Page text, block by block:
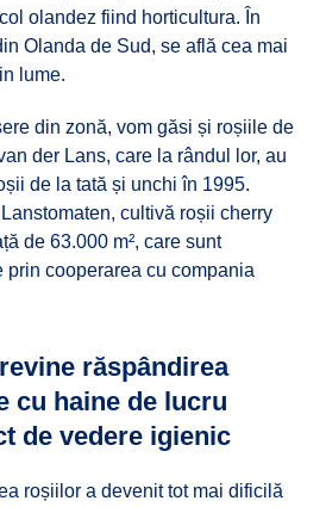
olandez fiind horticultura. În
Olanda de Sud, se află cea mai
lume.
din zonă, vom găsi și roșiile de
der Lans, care la rândul lor, au
de la tată și unchi în 1995.
cultivă roșii cherry
de 63.000 m², care sunt
prin cooperarea cu compania
răspândirea
cu haine de lucru
de vedere igienic
roșiilor a devenit tot mai dificilă